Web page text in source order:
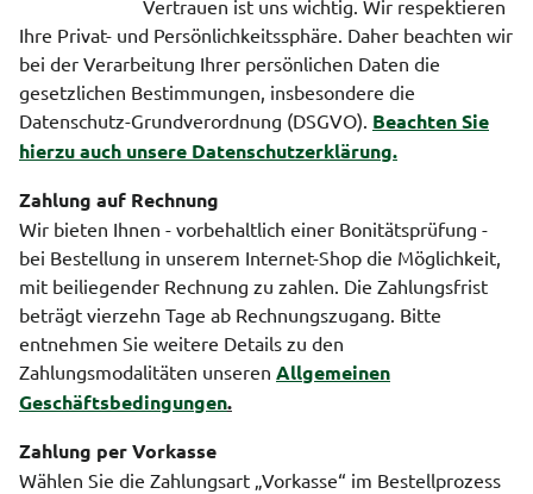
Vertrauen ist uns wichtig. Wir respektieren
Ihre Privat- und Persönlichkeitssphäre. Daher beachten wir
bei der Verarbeitung Ihrer persönlichen Daten die
gesetzlichen Bestimmungen, insbesondere die
Datenschutz-Grundverordnung (DSGVO). Beachten Sie
hierzu auch unsere Datenschutzerklärung.
Zahlung auf Rechnung
Wir bieten Ihnen - vorbehaltlich einer Bonitätsprüfung -
bei Bestellung in unserem Internet-Shop die Möglichkeit,
mit beiliegender Rechnung zu zahlen. Die Zahlungsfrist
beträgt vierzehn Tage ab Rechnungszugang. Bitte
entnehmen Sie weitere Details zu den
Zahlungsmodalitäten unseren Allgemeinen
Geschäftsbedingungen.
Zahlung per Vorkasse
Wählen Sie die Zahlungsart „Vorkasse“ im Bestellprozess